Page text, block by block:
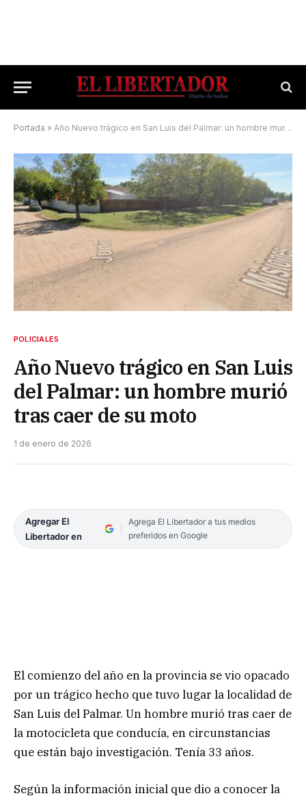
Portada » Año Nuevo trágico en San Luis del Palmar: un hombre murió tras caer de su moto
POLICIALES
Año Nuevo trágico en San Luis
del Palmar: un hombre murió
tras caer de su moto
1 de enero de 2026
Agregar El
Libertador en
Agrega El Libertador a tus medios
preferidos en Google
El comienzo del año en la provincia se vio opacado
por un trágico hecho que tuvo lugar la localidad de
San Luis del Palmar. Un hombre murió tras caer de
la motocicleta que conducía, en circunstancias
que están bajo investigación. Tenía 33 años.
Según la información inicial que dio a conocer la